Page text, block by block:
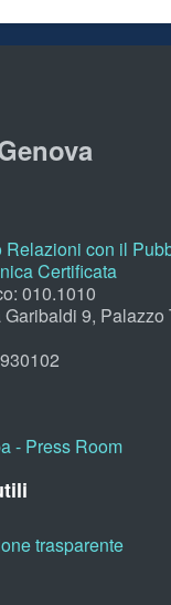
Relazioni con il
Certificata
010.1010
9, Palazzo
- Press Room
trasparente